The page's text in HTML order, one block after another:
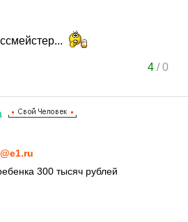
4/0
300 тысяч рублей